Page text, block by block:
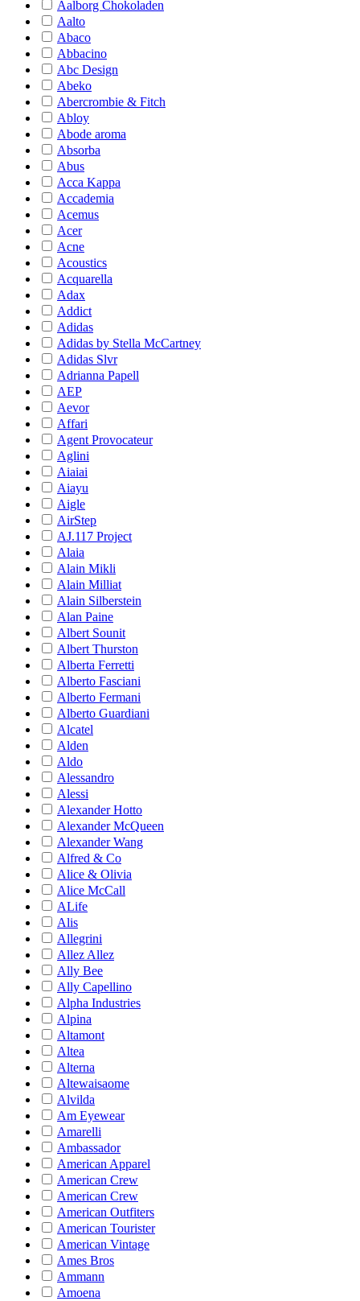
Aalborg Chokoladen
Aalto
Abaco
Abbacino
Abc Design
Abeko
Abercrombie & Fitch
Abloy
Abode aroma
Absorba
Abus
Acca Kappa
Accademia
Acemus
Acer
Acne
Acoustics
Acquarella
Adax
Addict
Adidas
Adidas by Stella McCartney
Adidas Slvr
Adrianna Papell
AEP
Aevor
Affari
Agent Provocateur
Aglini
Aiaiai
Aiayu
Aigle
AirStep
AJ.117 Project
Alaia
Alain Mikli
Alain Milliat
Alain Silberstein
Alan Paine
Albert Sounit
Albert Thurston
Alberta Ferretti
Alberto Fasciani
Alberto Fermani
Alberto Guardiani
Alcatel
Alden
Aldo
Alessandro
Alessi
Alexander Hotto
Alexander McQueen
Alexander Wang
Alfred & Co
Alice & Olivia
Alice McCall
ALife
Alis
Allegrini
Allez Allez
Ally Bee
Ally Capellino
Alpha Industries
Alpina
Altamont
Altea
Alterna
Altewaisaome
Alvilda
Am Eyewear
Amarelli
Ambassador
American Apparel
American Crew
American Crew
American Outfiters
American Tourister
American Vintage
Ames Bros
Ammann
Amoena